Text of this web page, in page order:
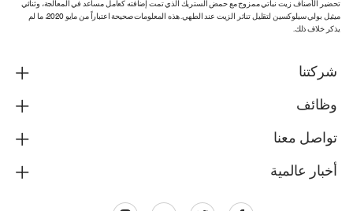
تحضير الأصناف زيت نباتي ممزوج مع حمض الستريك الذي تمت إضافته كعامل مساعد في المعالجة، وثنائي
ميثيل بولي سيلوكسين لتقليل تناثر الزيت عند الطهي. هذه المعلومات صحيحة اعتباراً من مايو 2020، ما لم
يذكر خلاف ذلك.
شركتنا
وظائف
تواصل معنا
أخبار عالمية